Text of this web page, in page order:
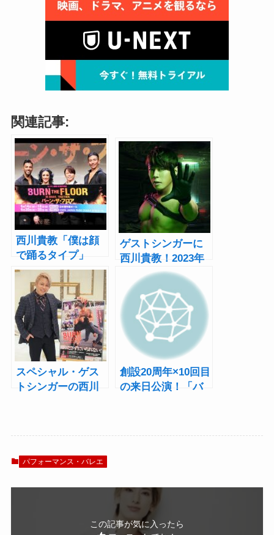
関連記事:
西川貴教「僕は顔
で踊るタイプ」
『バーン・ザ・フ
ロア BE
BRAVE.TOGETHE
R.』制作発表レポ
ート
ゲストシンガーに
西川貴教！2023年
の『バーン・ザ・
フロア』はロック
とクラシックの融
合”をテーマに
スペシャル・ゲス
トシンガーの西川
創設20周年×10回目
の来日公演！「バ
パフォーマンス・バレエ
この記事が気に入ったら